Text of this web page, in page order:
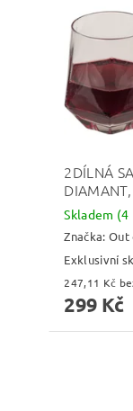
2DÍLNÁ
Skladem (4
Značka: Out
Exklusivní
299 Kč